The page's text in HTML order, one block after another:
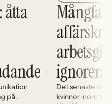
åtta
på
ignorera
Det senaste
kvinnor inom